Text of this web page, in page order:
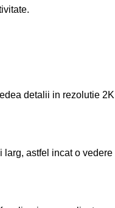
detalii in rezolutie 2K
larg, astfel incat o vedere